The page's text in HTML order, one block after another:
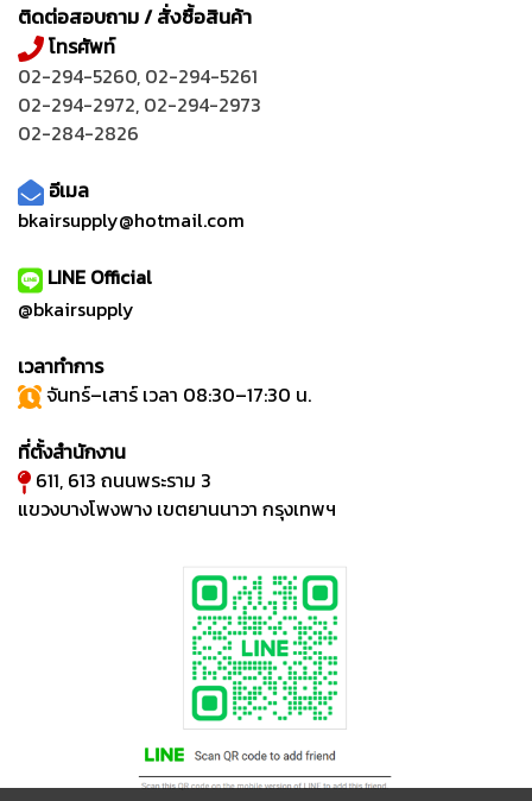
ติดต่อสอบถาม / สั่งซื้อสินค้า
โทรศัพท์
02-294-5260, 02-294-5261
02-294-2972, 02-294-2973
02-284-2826
อีเมล
bkairsupply@hotmail.com
LINE Official
@bkairsupply
เวลาทำการ
จันทร์–เสาร์ เวลา 08:30–17:30 น.
ที่ตั้งสำนักงาน
611, 613 ถนนพระราม 3
แขวงบางโพงพาง เขตยานนาวา กรุงเทพฯ